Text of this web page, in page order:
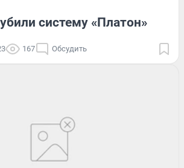
систему «Платон»
167 Обсудить